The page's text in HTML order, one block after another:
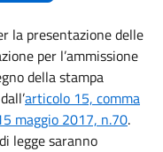
la presentazione delle
per l’ammissione
della stampa
articolo 15, comma
maggio 2017, n.70.
legge saranno